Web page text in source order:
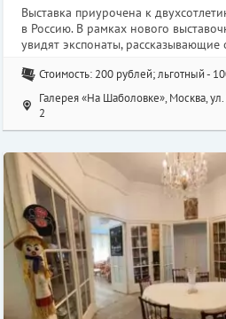
Выставка приурочена к
в Россию. В рамках нового
увидят экспонаты, рассказывающие
Стоимость: 200 рублей; льготный -
Галерея «На Шаболовке», Москва,
2